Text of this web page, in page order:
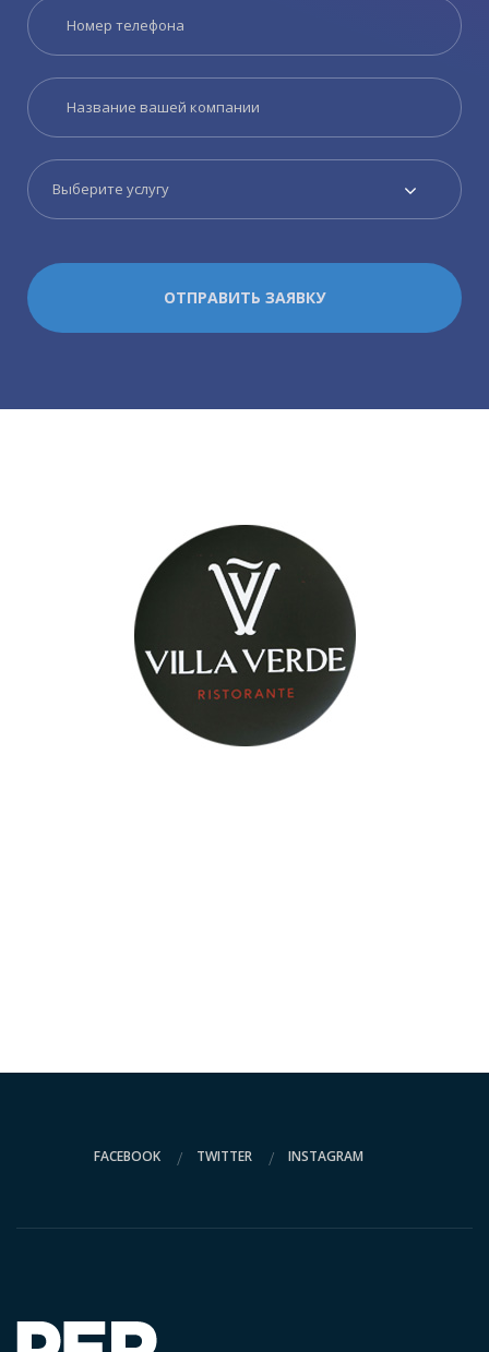
Выберите услугу
ОТПРАВИТЬ ЗАЯВКУ
FACEBOOK TWITTER INSTAGRAM